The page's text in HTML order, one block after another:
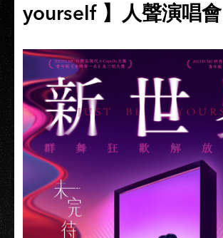
yourself 】人聲演唱會